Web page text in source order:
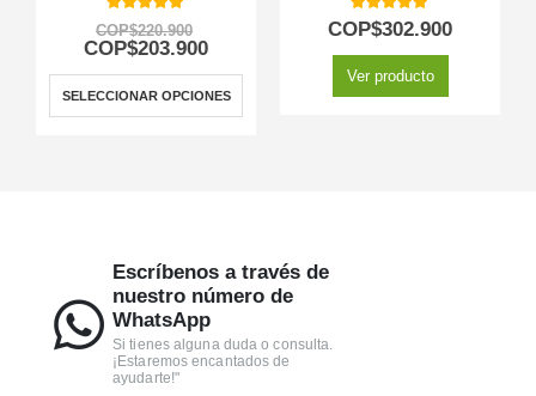
5.00 out of 5
COP$220.900
COP$203.900
SELECCIONAR OPCIONES
5.00out of 5
COP$302.900
Ver producto
Escríbenos a través de
nuestro número de
WhatsApp
Si tienes alguna duda o consulta.
¡Estaremos encantados de
ayudarte!"